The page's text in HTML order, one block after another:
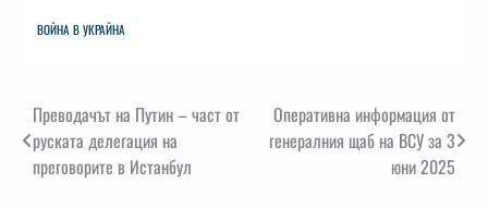
ВОЙНА В УКРАЙНА
Навигация
Преводачът на Путин – част от
руската делегация на
преговорите в Истанбул
Оперативна информация от
генералния щаб на ВСУ за 3
юни 2025